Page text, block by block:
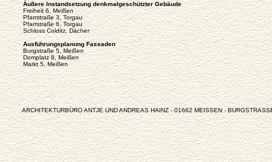
Äußere Instandsetzung denkmalgeschützter Gebäude
Freiheit 6, Meißen
Pfarrstraße 3, Torgau
Pfarrstraße 6, Torgau
Schloss Colditz, Dächer
Ausführungsplanung Fassaden
Burgstraße 5, Meißen
Domplatz 8, Meißen
Markt 5, Meißen
ARCHITEKTURBÜRO ANTJE UND ANDREAS HAINZ - 01662 MEISSEN -